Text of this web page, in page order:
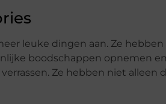
leuke dingen aan. Ze
boodschappen opnemen
Ze hebben niet